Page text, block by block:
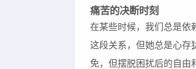
痛苦的决断时刻
在某些时候，我们总是依
这段关系，但她总是心存
免，但摆脱困扰后的自由